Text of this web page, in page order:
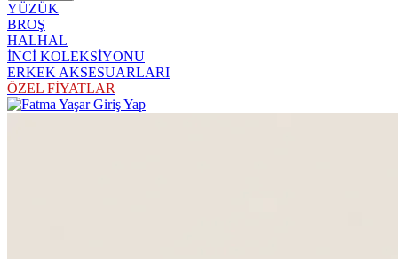
YÜZÜK
BROŞ
HALHAL
İNCİ KOLEKSİYONU
ERKEK AKSESUARLARI
ÖZEL FİYATLAR
Giriş Yap